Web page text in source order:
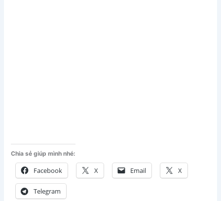
Chia sẻ giúp mình nhé:
Facebook X Email X
Telegram